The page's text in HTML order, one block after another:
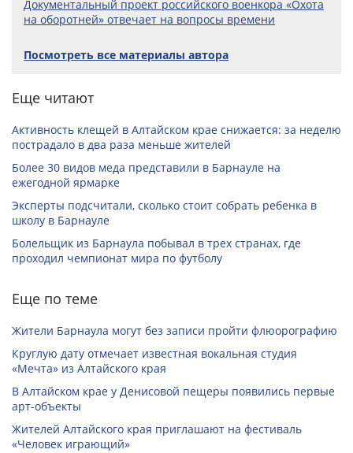
Документальный проект российского военкора «Охота
на оборотней» отвечает на вопросы времени
Посмотреть все материалы автора
Еще читают
Активность клещей в Алтайском крае снижается: за неделю
пострадало в два раза меньше жителей
Более 30 видов меда представили в Барнауле на
ежегодной ярмарке
Эксперты подсчитали, сколько стоит собрать ребенка в
школу в Барнауле
Болельщик из Барнаула побывал в трех странах, где
проходил чемпионат мира по футболу
Еще по теме
Жители Барнаула могут без записи пройти флюорографию
Круглую дату отмечает известная вокальная студия
«Мечта» из Алтайского края
В Алтайском крае у Денисовой пещеры появились первые
арт-объекты
Жителей Алтайского края приглашают на фестиваль
«Человек играющий»